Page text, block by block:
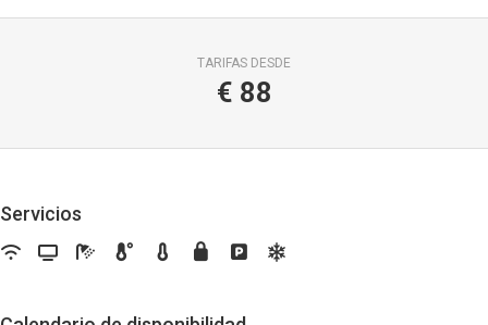
TARIFAS DESDE
€ 88
Servicios